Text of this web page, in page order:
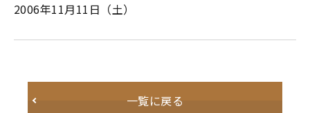
2006年11月11日（土）
一覧に戻る